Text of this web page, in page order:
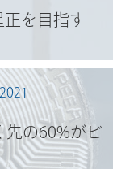
正を目指す
先の60%がビ